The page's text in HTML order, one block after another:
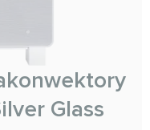
Glass